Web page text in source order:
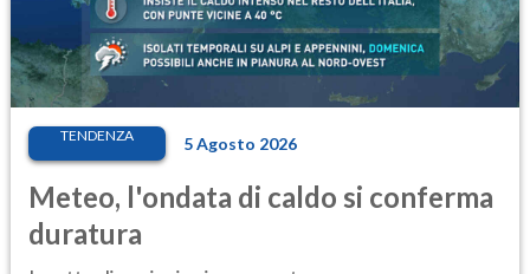
TENDENZA 5 Agosto 2026
Meteo, l'ondata di caldo si conferma
duratura